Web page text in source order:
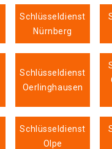
Schlüsseldienst
Nürnberg
Schlüsseldienst
Oerlinghausen
Schlüsseldienst
Olpe